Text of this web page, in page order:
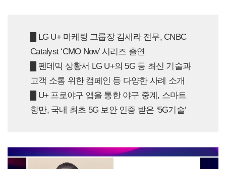
█ LG U+ 마케팅 그룹장 김새라 전무, CNBC
Catalyst ‘CMO Now’ 시리즈 출연
█ 펜데믹 상황서 LG U+의 5G 등 최신 기술과
고객 소통 위한 캠페인 등 다양한 사례 소개
█ U+ 프로야구 앱을 통한 야구 중계, 스마트
항만, 국내 최초 5G 보안 인증 받은 ‘5G기술’